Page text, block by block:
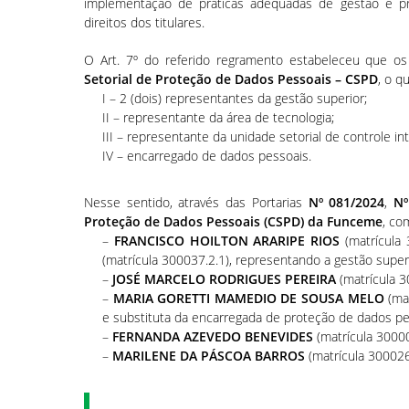
direitos dos titulares.
O Art. 7º do referido regramento estabeleceu que
Setorial de Proteção de Dados Pessoais – CSPD, o
I – 2 (dois) representantes da gestão superior;
II – representante da área de tecnologia;
III – representante da unidade setorial de controle
IV – encarregado de dados pessoais.
Nesse sentido, através das Portarias Nº 081/2024,
Proteção de Dados Pessoais (CSPD) da Funceme,
– FRANCISCO HOILTON ARARIPE RIOS (matrícula
(matrícula 300037.2.1), representando a gestão
– JOSÉ MARCELO RODRIGUES PEREIRA (matrícula
– MARIA GORETTI MAMEDIO DE SOUSA MELO
e substituta da encarregada de proteção de dados
– FERNANDA AZEVEDO BENEVIDES (matrícula
– MARILENE DA PÁSCOA BARROS (matrícula